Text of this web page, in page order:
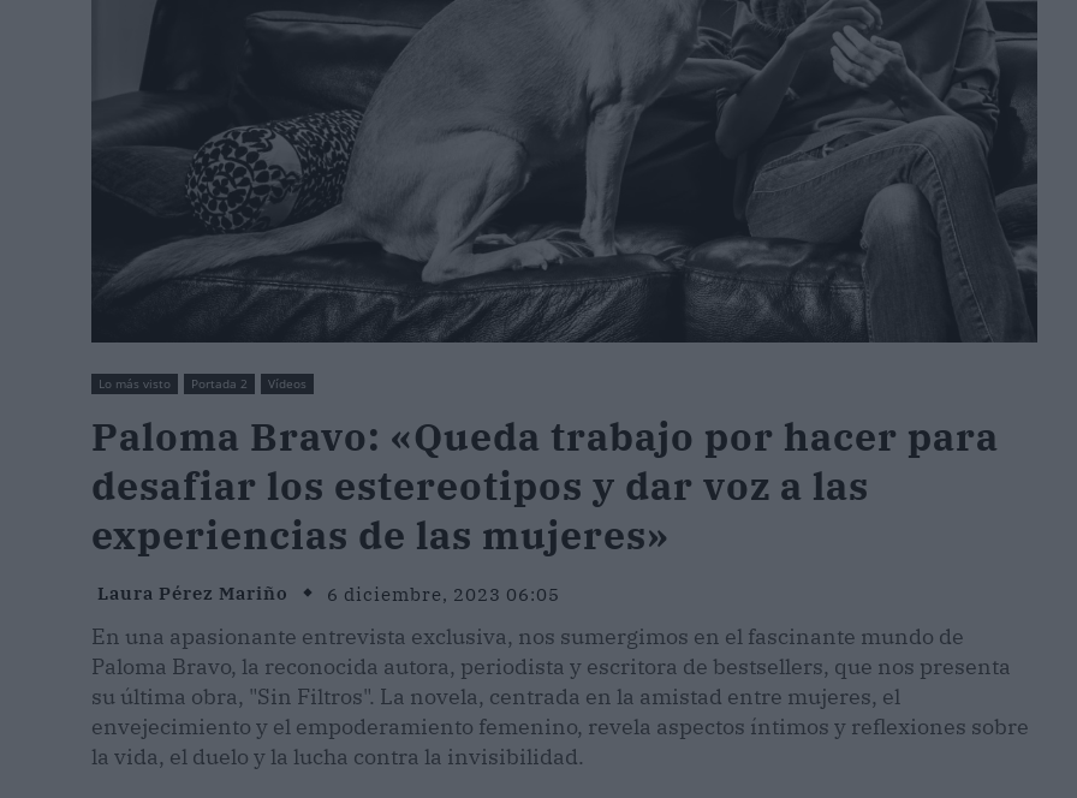
Lo más visto Portada 2 Vídeos
Paloma Bravo: «Queda trabajo por hacer para
desafiar los estereotipos y dar voz a las
experiencias de las mujeres»
Laura Pérez Mariño 6 diciembre, 2023 06:05
En una apasionante entrevista exclusiva, nos sumergimos en el fascinante mundo de
Paloma Bravo, la reconocida autora, periodista y escritora de bestsellers, que nos presenta
su última obra, "Sin Filtros". La novela, centrada en la amistad entre mujeres, el
envejecimiento y el empoderamiento femenino, revela aspectos íntimos y reflexiones sobre
la vida, el duelo y la lucha contra la invisibilidad.